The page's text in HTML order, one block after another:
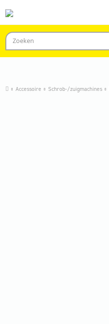
Accessoire Schrob-/zuigmachines